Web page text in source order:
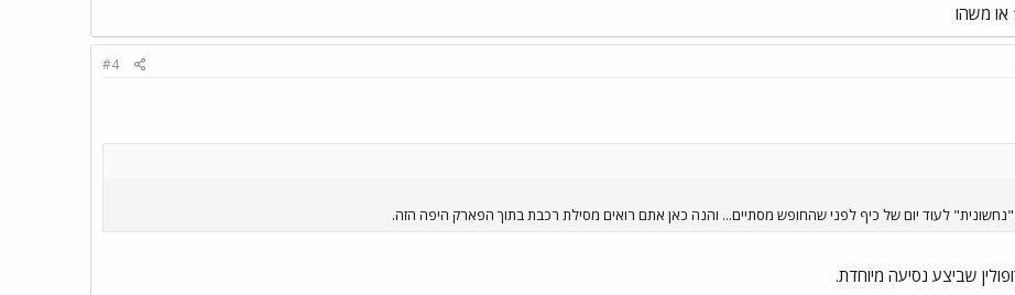
#4
לעוד יום של כיף לפני שהחופש מסתיים... והנה כאן אתם רואים מסילת רכבת בתוך הפארק היפה הזה.